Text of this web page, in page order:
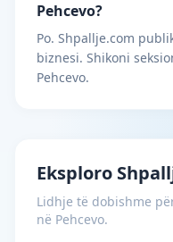
Pehcevo?
Po. Shpallje.com
biznesi. Shikoni
Pehcevo.
Eksploro
Lidhje të dobishme
në Pehcevo.